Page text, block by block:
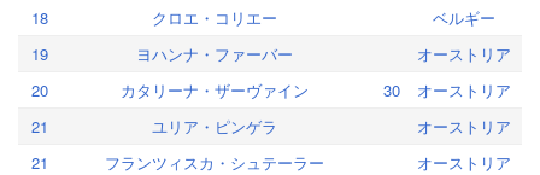
18
クロエ・コリエー
ベルギー
19
ヨハンナ・ファーバー
オーストリア
20
カタリーナ・ザーヴァイン 30
オーストリア
21
ユリア・ピンゲラ
オーストリア
21
フランツィスカ・シュテーラー
オーストリア